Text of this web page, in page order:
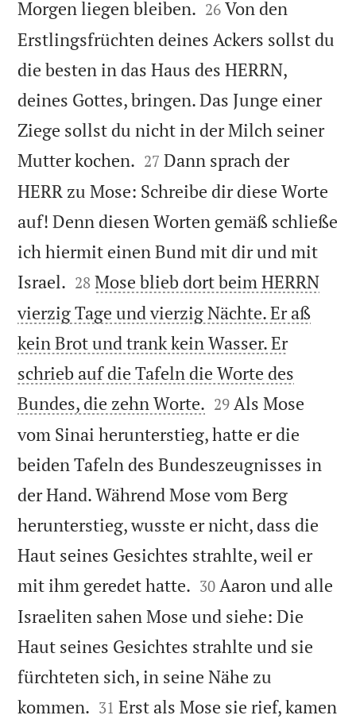
Morgen liegen bleiben. 

26 Von den
Erstlingsfrüchten deines Ackers sollst du
die besten in das Haus des HERRN,
deines Gottes, bringen. Das Junge einer
Ziege sollst du nicht in der Milch seiner
Mutter kochen. 

27 Dann sprach der
HERR zu Mose: Schreibe dir diese Worte
auf! Denn diesen Worten gemäß schließe
ich hiermit einen Bund mit dir und mit
Israel. 

28 Mose blieb dort beim HERRN
vierzig Tage und vierzig Nächte. Er aß
kein Brot und trank kein Wasser. Er
schrieb auf die Tafeln die Worte des
Bundes, die zehn Worte. 

29 Als Mose
vom Sinai herunterstieg, hatte er die
beiden Tafeln des Bundeszeugnisses in
der Hand. Während Mose vom Berg
herunterstieg, wusste er nicht, dass die
Haut seines Gesichtes strahlte, weil er
mit ihm geredet hatte. 

30 Aaron und alle
Israeliten sahen Mose und siehe: Die
Haut seines Gesichtes strahlte und sie
fürchteten sich, in seine Nähe zu
kommen. 

31 Erst als Mose sie rief, kamen